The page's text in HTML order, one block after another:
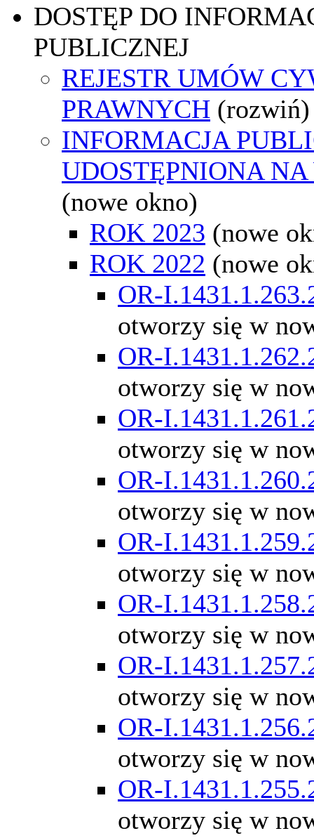
DOSTĘP DO
PUBLICZNEJ
REJESTR UMÓW
PRAWNYCH (rozwiń)
INFORMACJA
UDOSTĘPNIONA
(nowe okno)
ROK 2023 (nowe
ROK 2022 (nowe
OR-
otworzy się w
OR-
otworzy się w
OR-
otworzy się w
OR-
otworzy się w
OR-
otworzy się w
OR-
otworzy się w
OR-
otworzy się w
OR-
otworzy się w
OR-
otworzy się w